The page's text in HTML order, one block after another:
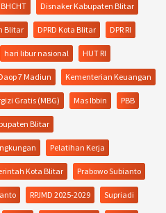
Disnaker Kabupaten Blitar
Blitar DPRD Kota Blitar DPR RI
hari libur nasional HUT RI
7 Madiun Kementerian Keuangan
Gratis (MBG) Mas Ibbin PBB
Blitar
Pelatihan Kerja
Kota Blitar Prabowo Subianto
RPJMD 2025-2029 Supriadi